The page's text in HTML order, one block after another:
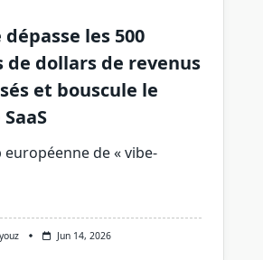
les 500
de dollars de revenus
et bouscule le
européenne de « vibe-
Jun 14, 2026